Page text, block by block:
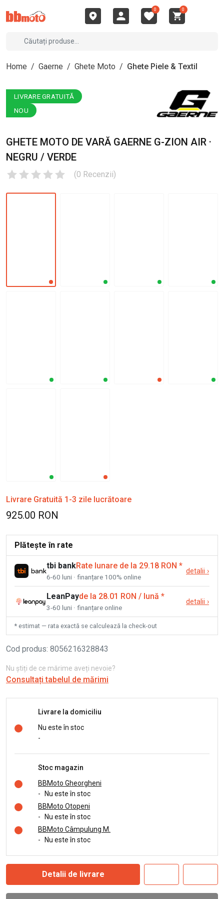
0 0
Home / Gaerne / Ghete Moto / Ghete Piele & Textil
LIVRARE GRATUITĂ
NOU
GHETE MOTO DE VARĂ GAERNE G-ZION AIR ·
NEGRU / VERDE
(0 Recenzii)
Livrare Gratuită 1-3 zile lucrătoare
925.00 RON
Plătește în rate
tbi bankRate lunare de la 29.18 RON *
6-60 luni · finanțare 100% online
detalii ›
LeanPayde la 28.01 RON / lună *
3-60 luni · finanțare online
detalii ›
* estimat — rata exactă se calculează la check-out
Cod produs: 8056216328843
Nu știți de ce mărime aveți nevoie?
Consultați tabelul de mărimi
Livrare la domiciliu
Nu este în stoc
-
Stoc magazin
BBMoto Gheorgheni
-
Nu este în stoc
BBMoto Otopeni
-
Nu este în stoc
BBMoto Câmpulung M.
-
Nu este în stoc
Detalii de livrare